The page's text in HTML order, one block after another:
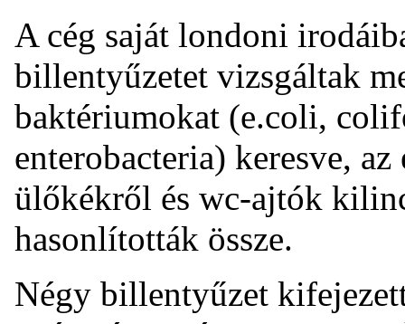
A cég saját londoni
billentyűzetet vizsgáltak
baktériumokat (e.coli,
enterobacteria) keresve,
ülőkékről és wc-ajtók
hasonlították össze.
Négy billentyűzet